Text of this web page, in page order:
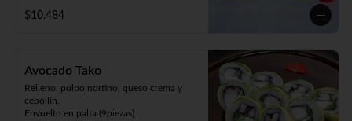
$10.484
Avocado Tako
Relleno: pulpo nortino, queso crema y
cebollín.
Envuelto en palta (9piezas).